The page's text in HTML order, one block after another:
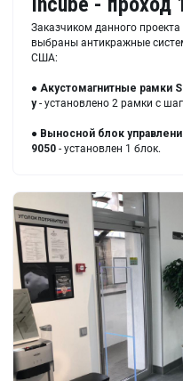
Заказчиком данного
выбраны антикражные
США:
● Акустомагнитные рамки
у- установлено 2 рамки с
● Выносной блок
9050 - установлен 1 блок.